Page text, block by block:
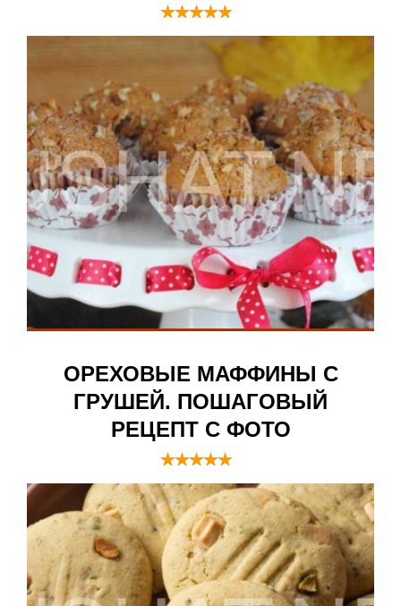
ОРЕХОВЫЕ МАФФИНЫ С
ГРУШЕЙ. ПОШАГОВЫЙ
РЕЦЕПТ С ФОТО